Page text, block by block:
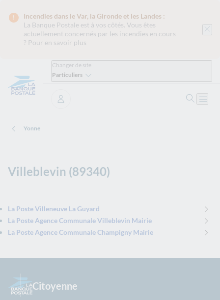
Incendies dans le Var, la Gironde et les Landes :
La Banque Postale est à vos côtés. Vous êtes
actuellement concernés par les incendies en cours
? Pour en savoir plus
Changer de site
Particuliers
Se connecter
Yonne
Villeblevin (89340)
La Poste Villeneuve La Guyard
La Poste Agence Communale Villeblevin Mairie
La Poste Agence Communale Champigny Mairie
Citoyenne